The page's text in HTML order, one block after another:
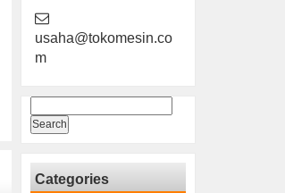
usaha@tokomesin.co
m
for:
Categories